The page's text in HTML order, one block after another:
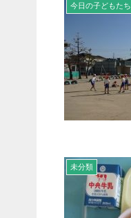
今日の子どもたち
未分類